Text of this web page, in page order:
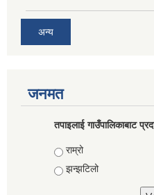
अन्य
जनमत
तपाइलाई गाउँपालिकाबाट
Choices
राम्रो
झन्झटिलो